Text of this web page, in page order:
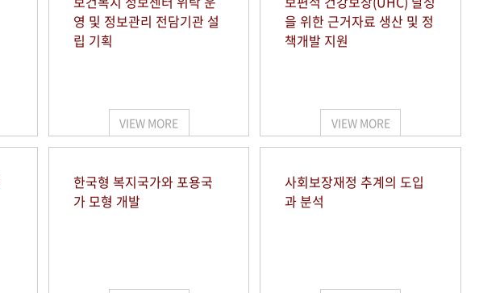
영 및 정보관리 전담기관 설
립 기획
VIEW MORE
을 위한 근거자료 생산 및 정
책개발 지원
VIEW MORE
한국형 복지국가와 포용국
가 모형 개발
사회보장재정 추계의 도입
과 분석